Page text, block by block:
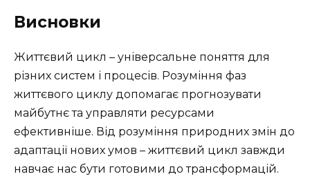
Висновки
Життєвий цикл – універсальне поняття для
різних систем і процесів. Розуміння фаз
життєвого циклу допомагає прогнозувати
майбутнє та управляти ресурсами
ефективніше. Від розуміння природних змін до
адаптації нових умов – життєвий цикл завжди
навчає нас бути готовими до трансформацій.